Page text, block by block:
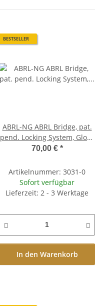
BESTSELLER
ABRL-NG ABRL Bridge, pat.
pend. Locking System, Gloss
Nickel, Brass saddles nickel
70,00 € *
Artikelnummer: 3031-0
Sofort verfügbar
Lieferzeit: 2 - 3 Werktage
In den Warenkorb